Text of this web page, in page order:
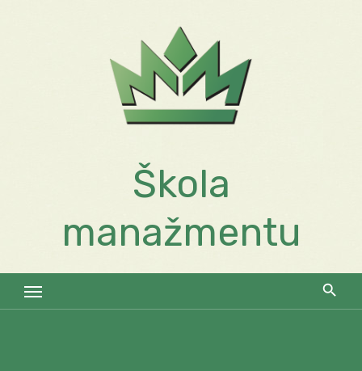
Škola
manažmentu